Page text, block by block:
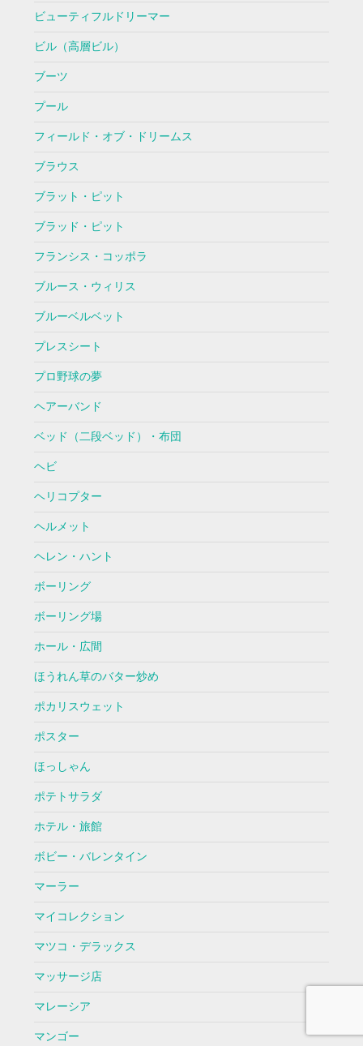
ビューティフルドリーマー
ビル（高層ビル）
ブーツ
プール
フィールド・オブ・ドリームス
ブラウス
ブラット・ピット
ブラッド・ピット
フランシス・コッポラ
ブルース・ウィリス
ブルーベルベット
プレスシート
プロ野球の夢
ヘアーバンド
ベッド（二段ベッド）・布団
ヘビ
ヘリコプター
ヘルメット
ヘレン・ハント
ボーリング
ボーリング場
ホール・広間
ほうれん草のバター炒め
ポカリスウェット
ポスター
ほっしゃん
ポテトサラダ
ホテル・旅館
ボビー・バレンタイン
マーラー
マイコレクション
マツコ・デラックス
マッサージ店
マレーシア
マンゴー